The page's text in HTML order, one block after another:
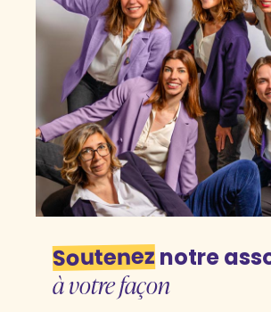
Souteneznotre
à votre façon